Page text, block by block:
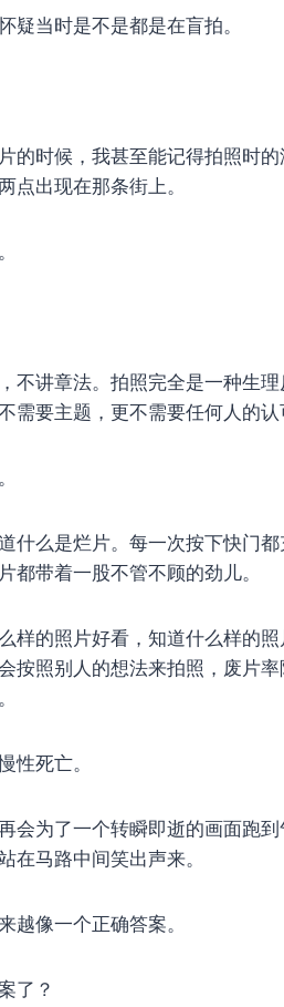
疑当时是不是都是在盲拍。
的时候，我甚至能记得拍照时
点出现在那条街上。
不讲章法。拍照完全是一种生理
需要主题，更不需要任何人的认
什么是烂片。每一次按下快门
都带着一股不管不顾的劲儿。
样的照片好看，知道什么样的
按照别人的想法来拍照，废片
性死亡。
会为了一个转瞬即逝的画面跑
在马路中间笑出声来。
越像一个正确答案。
了？